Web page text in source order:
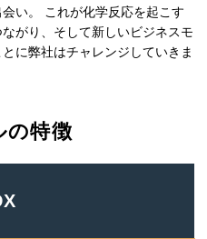
い。 これが化学反応を起こす
がり、そして新しいビジネスモ
に弊社はチャレンジしていきま
の特徴